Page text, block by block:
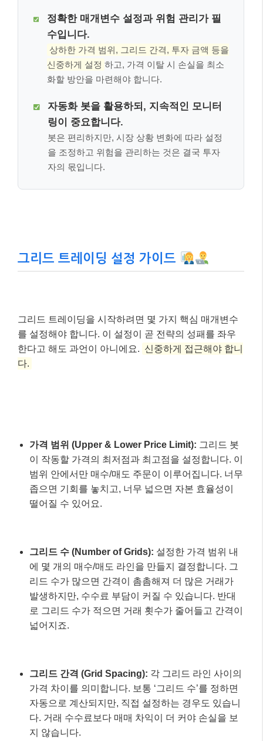
정확한 매개변수 설정과 위험 관리가 필
수입니다.
상하한 가격 범위, 그리드 간격, 투자 금액 등을
신중하게 설정 하고, 가격 이탈 시 손실을 최소
화할 방안을 마련해야 합니다.
자동화 봇을 활용하되, 지속적인 모니터
링이 중요합니다.
봇은 편리하지만, 시장 상황 변화에 따라 설정
을 조정하고 위험을 관리하는 것은 결국 투자
자의 몫입니다.
그리드 트레이딩 설정 가이드
그리드 트레이딩을 시작하려면 몇 가지 핵심 매개변수
를 설정해야 합니다. 이 설정이 곧 전략의 성패를 좌우
한다고 해도 과언이 아니에요. 신중하게 접근해야 합니
다.
가격 범위 (Upper & Lower Price Limit): 그리드 봇
이 작동할 가격의 최저점과 최고점을 설정합니다. 이
범위 안에서만 매수/매도 주문이 이루어집니다. 너무
좁으면 기회를 놓치고, 너무 넓으면 자본 효율성이
떨어질 수 있어요.
그리드 수 (Number of Grids): 설정한 가격 범위 내
에 몇 개의 매수/매도 라인을 만들지 결정합니다. 그
리드 수가 많으면 간격이 촘촘해져 더 많은 거래가
발생하지만, 수수료 부담이 커질 수 있습니다. 반대
로 그리드 수가 적으면 거래 횟수가 줄어들고 간격이
넓어지죠.
그리드 간격 (Grid Spacing): 각 그리드 라인 사이의
가격 차이를 의미합니다. 보통 ‘그리드 수’를 정하면
자동으로 계산되지만, 직접 설정하는 경우도 있습니
다. 거래 수수료보다 매매 차익이 더 커야 손실을 보
지 않습니다.